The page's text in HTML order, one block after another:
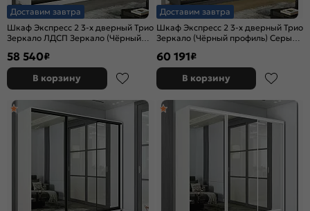
Доставим завтра
Шкаф Экспресс 2 3-х дверный Трио
Зеркало ЛДСП Зеркало (Чёрный
2400x2400x450
58 540₽
В корзину
Доставим завтра
Шкаф Экспресс 2 3-х дверный Трио
Зеркало (Чёрный профиль) Серый
60 191₽
В корзину